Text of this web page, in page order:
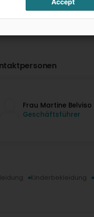
Frau Martine Belviso
Geschäftsführer
Kinderbekleidung
Accept